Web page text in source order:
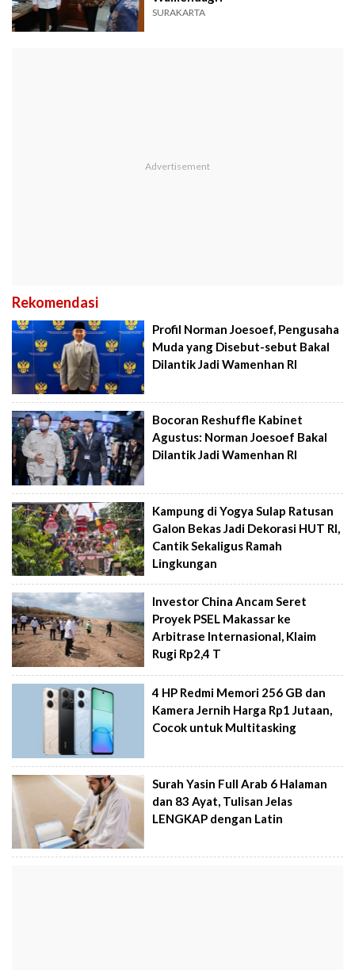
SURAKARTA
Rekomendasi
Profil Norman Joesoef, Pengusaha
Muda yang Disebut-sebut Bakal
Dilantik Jadi Wamenhan RI
Bocoran Reshuffle Kabinet
Agustus: Norman Joesoef Bakal
Dilantik Jadi Wamenhan RI
Kampung di Yogya Sulap Ratusan
Galon Bekas Jadi Dekorasi HUT RI,
Cantik Sekaligus Ramah
Lingkungan
Investor China Ancam Seret
Proyek PSEL Makassar ke
Arbitrase Internasional, Klaim
Rugi Rp2,4 T
4 HP Redmi Memori 256 GB dan
Kamera Jernih Harga Rp1 Jutaan,
Cocok untuk Multitasking
Surah Yasin Full Arab 6 Halaman
dan 83 Ayat, Tulisan Jelas
LENGKAP dengan Latin